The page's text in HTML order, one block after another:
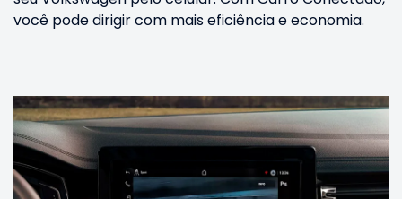
você pode dirigir com mais eficiência e economia.